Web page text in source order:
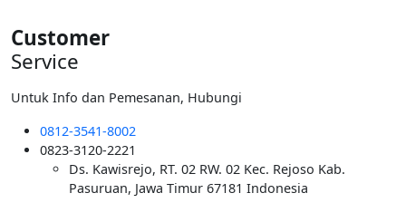
Customer
Service
Untuk Info dan Pemesanan, Hubungi
0812-3541-8002
0823-3120-2221
Ds. Kawisrejo, RT. 02 RW. 02 Kec. Rejoso Kab.
Pasuruan, Jawa Timur 67181 Indonesia